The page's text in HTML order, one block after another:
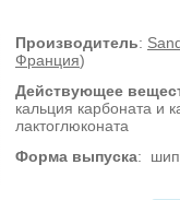
Производитель:
Франция)
Действующее
кальция карбоната и
лактоглюконата
Форма выпуска: